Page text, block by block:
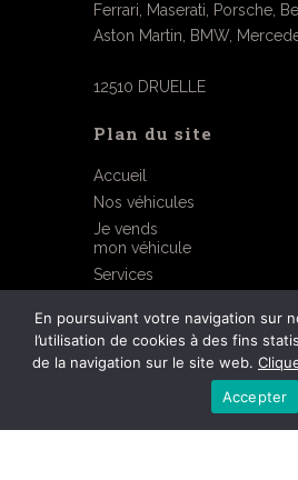
Ferrari, Maserati, Porsche,
Aston Martin, BMW,
12510 DRUELLE
Plan du site
Accueil
Nos véhicules
Je vends
mon véhicule
Services
Mentions légales
©2026 réalisé par OGI
06 07 75 43
En poursuivant votre navigation sur
l’utilisation de cookies à des fins
de la navigation sur le site web.
Accepter